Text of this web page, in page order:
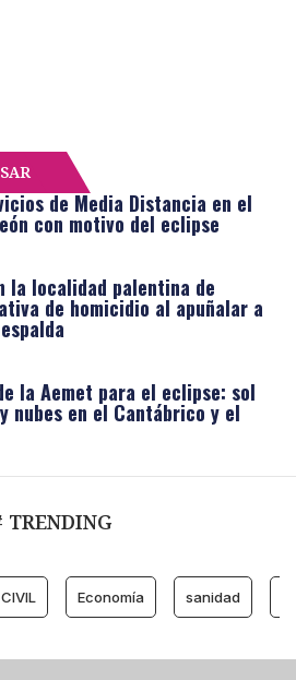
de Media Distancia en el
con motivo del eclipse
la localidad palentina de
de homicidio al apuñalar a
la Aemet para el eclipse: sol
nubes en el Cantábrico y el
TRENDING
Economía sanidad